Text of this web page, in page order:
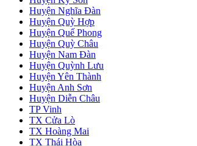
Huyện Nghĩa Đàn
Huyện Quỳ Hợp
Huyện Quế Phong
Huyện Quỳ Châu
Huyện Nam Đàn
Huyện Quỳnh Lưu
Huyện Yên Thành
Huyện Anh Sơn
Huyện Diễn Châu
TP Vinh
TX Cửa Lò
TX Hoàng Mai
TX Thái Hòa